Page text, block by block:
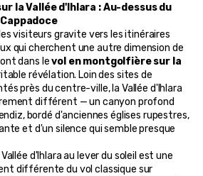
la Vallée d'Ihlara : Au-dessus du
visiteurs gravite vers les itinéraires
qui cherchent une autre dimension de
dans le vol en montgolfière sur la
révélation. Loin des sites de
près du centre-ville, la Vallée d'Ihlara
différent — un canyon profond
bordé d'anciennes églises rupestres,
et d'un silence qui semble presque
d'Ihlara au lever du soleil est une
différente du vol classique sur